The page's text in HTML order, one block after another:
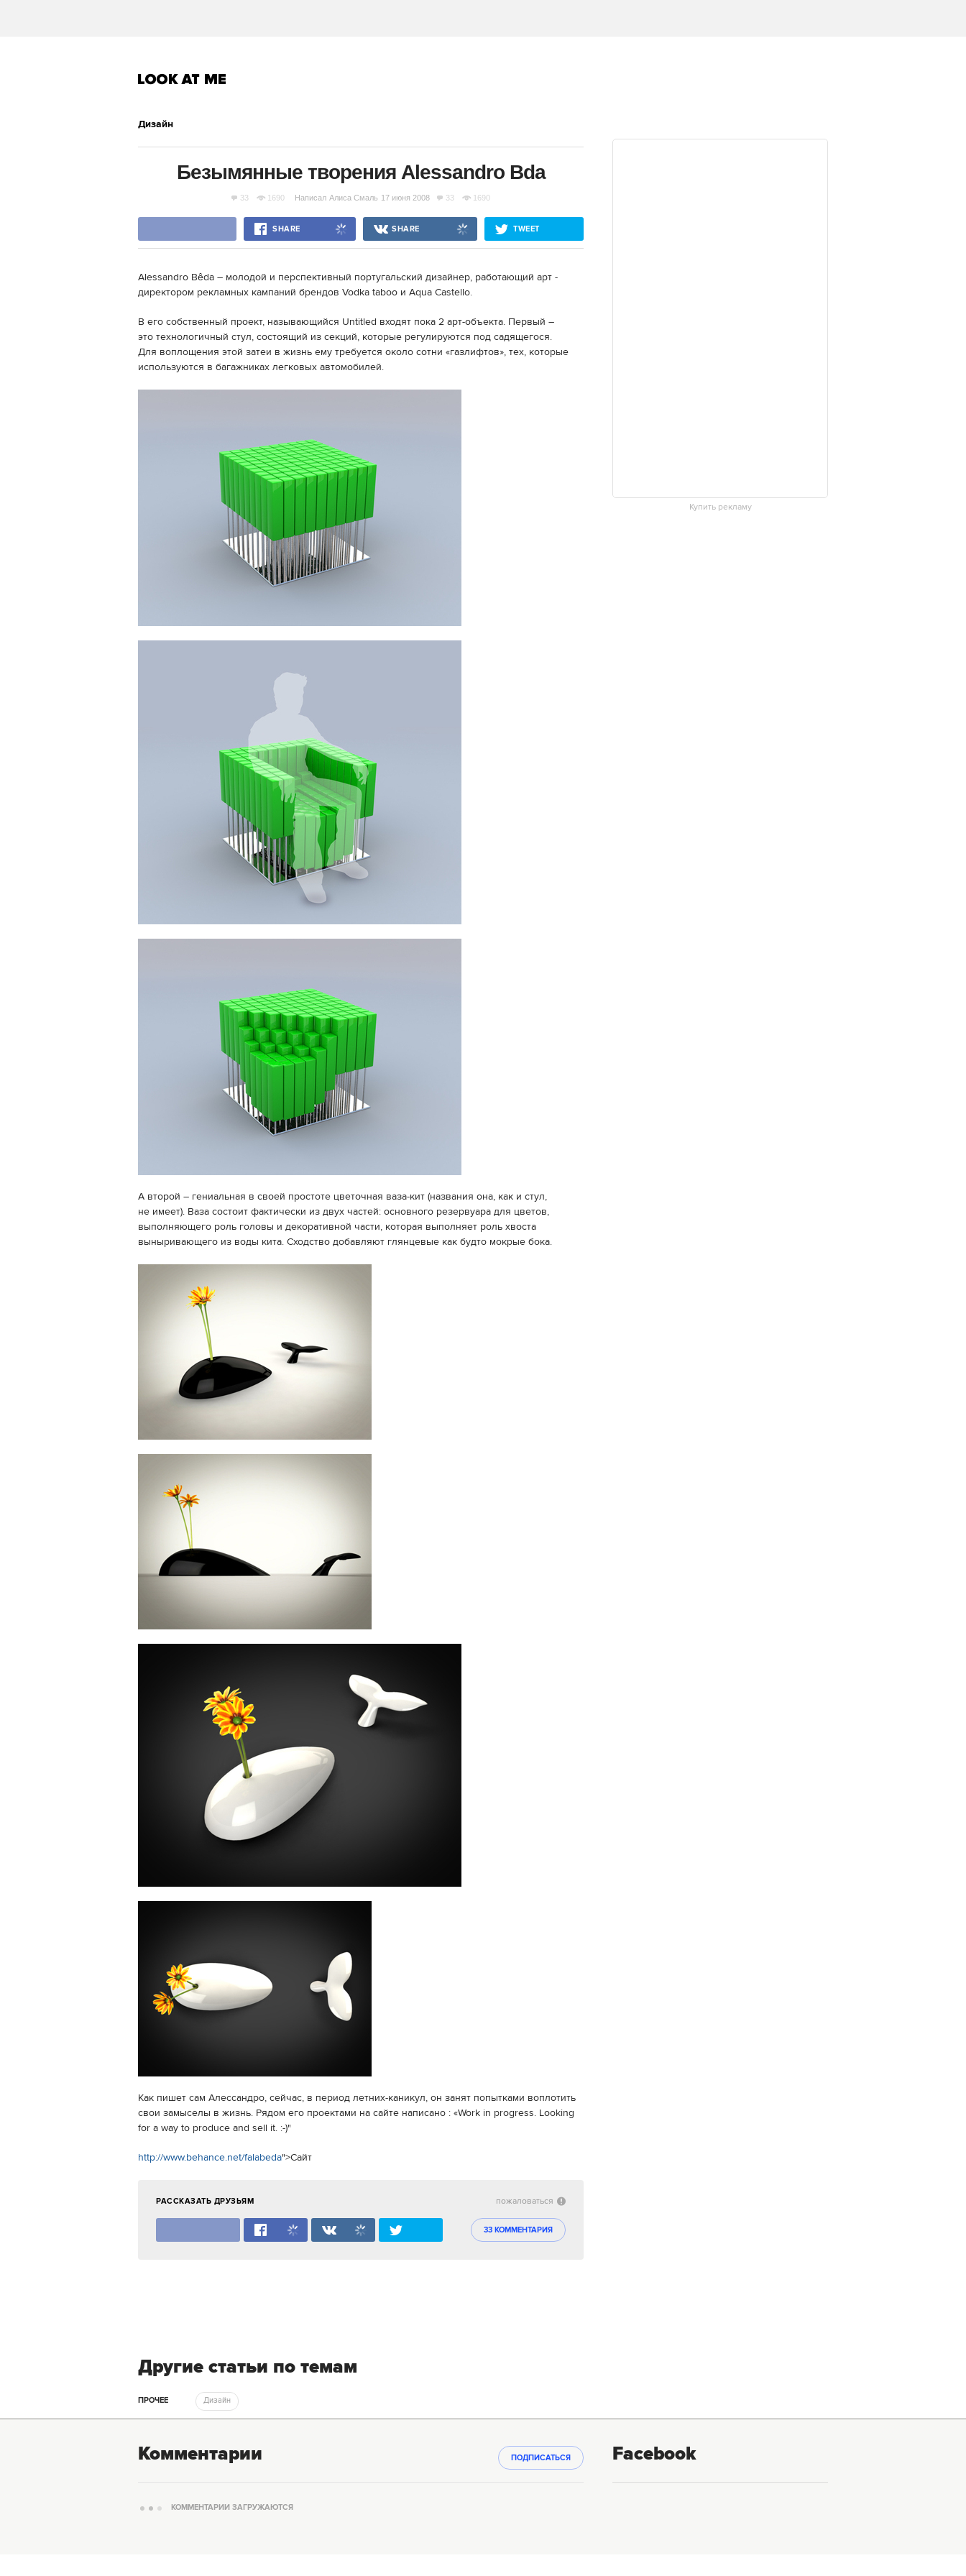
Дизайн
Безымянные творения Alessandro Bda
33 1690 Написал Алиса Смаль 17 июня 2008 33 1690
SHARE SHARE TWEET
Alessandro Bêda – молодой и перспективный португальский дизайнер, работающий арт -
директором рекламных кампаний брендов Vodka taboo и Aqua Castello.
В его собственный проект, называющийся Untitled входят пока 2 арт-объекта. Первый –
это технологичный стул, состоящий из секций, которые регулируются под садящегося.
Для воплощения этой затеи в жизнь ему требуется около сотни «газлифтов», тех, которые
используются в багажниках легковых автомобилей.
А второй – гениальная в своей простоте цветочная ваза-кит (названия она, как и стул,
не имеет). Ваза состоит фактически из двух частей: основного резервуара для цветов,
выполняющего роль головы и декоративной части, которая выполняет роль хвоста
выныривающего из воды кита. Сходство добавляют глянцевые как будто мокрые бока.
Как пишет сам Алессандро, сейчас, в период летних-каникул, он занят попытками воплотить
свои замыселы в жизнь. Рядом его проектами на сайте написано : «Work in progress. Looking
for a way to produce and sell it. :-)"
http://www.behance.net/falabeda">Сайт
РАССКАЗАТЬ ДРУЗЬЯМ
33 КОММЕНТАРИЯ
пожаловаться
Купить рекламу
Другие статьи по темам
ПРОЧЕЕ Дизайн
Комментарии ПОДПИСАТЬСЯ
КОММЕНТАРИИ ЗАГРУЖАЮТСЯ
Facebook